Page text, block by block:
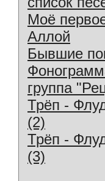
Моё
Аллой
Бывшие
группа
Трёп -
(2)
Трёп -
(3)